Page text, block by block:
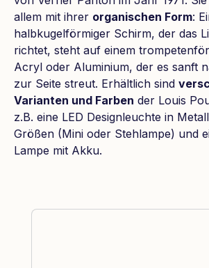
allem mit ihrer organischen Form:
halbkugelförmiger Schirm, der das
richtet, steht auf einem
Acryl oder Aluminium, der es sanft
zur Seite streut. Erhältlich sind
Varianten und Farben der Louis
z.B. eine LED Designleuchte in
Größen (Mini oder Stehlampe) und
Lampe mit Akku.
Produktgalerie überspringen